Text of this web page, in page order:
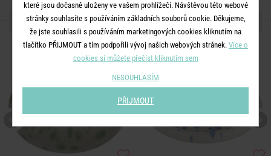
DALŠÍ PRODUKTY ZE SÉRIE
které jsou dočasně uloženy ve vašem prohlížeči. Návštěvou této webové
stránky souhlasíte s používáním základních souborů cookie. Děkujeme,
že jste souhlasili s používáním marketingových cookies kliknutím na
tlačítko PŘIJMOUT a tím podpořili vývoj našich webových stránek. Více o
cookies si můžete přečíst kliknutím sem
NESOUHLASÍM
PŘIJMOUT